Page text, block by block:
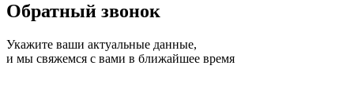
Обратный звонок
Укажите ваши актуальные данные,
и мы свяжемся с вами в ближайшее время